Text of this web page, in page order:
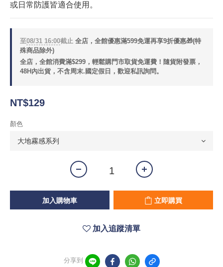
或日常防護皆適合使用。
至08/31 16:00截止 全店，全館優惠滿599免運再享9折優惠🎁(特
殊商品除外)
全店，全館消費滿$299，輕鬆購門市取貨免運費！隨貨附發票，
48H內出貨，不含周末.國定假日，歡迎私訊詢問。
NT$129
顏色
加入購物車 立即購買
加入追蹤清單
分享到